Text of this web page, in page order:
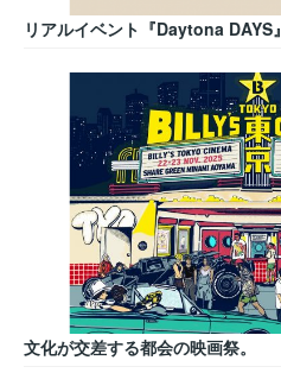
リアルイベント『Daytona DAYS』
文化が交差する都会の映画祭。